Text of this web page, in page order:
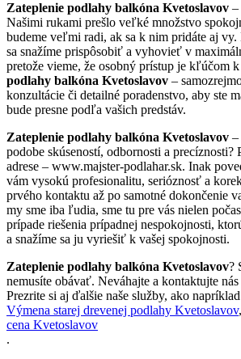
Zateplenie podlahy balkóna Kvetoslavov –
Našimi rukami prešlo veľké množstvo
budeme veľmi radi, ak sa k nim pridáte aj
sa snažíme prispôsobiť a vyhovieť v
pretože vieme, že osobný prístup je kľúčom k
podlahy balkóna Kvetoslavov –
konzultácie či detailné poradenstvo, aby ste
bude presne podľa vašich predstáv.
Zateplenie podlahy balkóna Kvetoslavov –
podobe skúseností, odbornosti a precíznosti?
adrese – www.majster-podlahar.sk. Inak
vám vysokú profesionalitu, serióznosť a
prvého kontaktu až po samotné dokončenie
my sme iba ľudia, sme tu pre vás nielen
prípade riešenia prípadnej nespokojnosti,
a snažíme sa ju vyriešiť k vašej spokojnosti.
Zateplenie podlahy balkóna Kvetoslavov?
nemusíte obávať. Neváhajte a kontaktujte
Prezrite si aj ďalšie naše služby, ako napríklad
Výmena starej drevenej podlahy Kvetoslavov,
cena Kvetoslavov
.